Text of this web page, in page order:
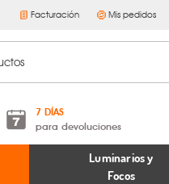
Facturación Mis pedidos
7 DÍAS
para devoluciones
Términos y condiciones
Políticas de devolucionesLuminarios y
Focos